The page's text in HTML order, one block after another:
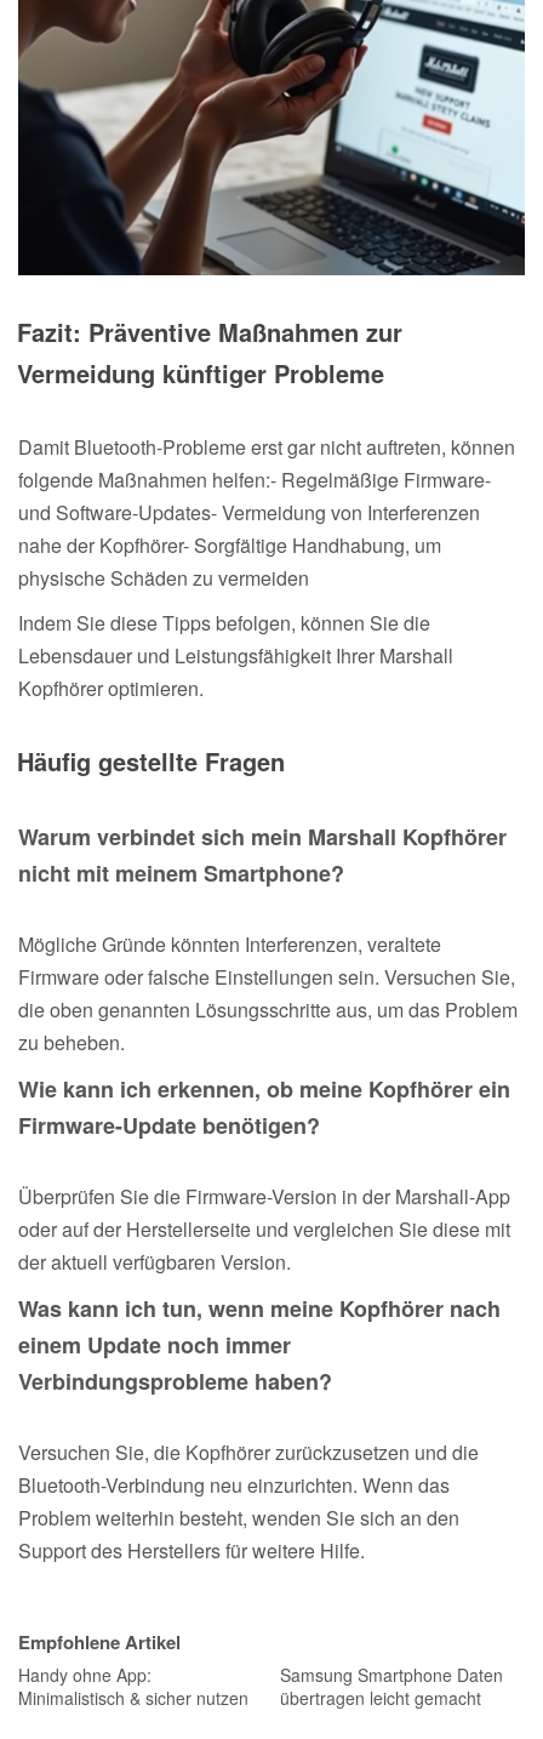
Fazit: Präventive Maßnahmen zur
Vermeidung künftiger Probleme
Damit Bluetooth-Probleme erst gar nicht auftreten, können
folgende Maßnahmen helfen:- Regelmäßige Firmware-
und Software-Updates- Vermeidung von Interferenzen
nahe der Kopfhörer- Sorgfältige Handhabung, um
physische Schäden zu vermeiden
Indem Sie diese Tipps befolgen, können Sie die
Lebensdauer und Leistungsfähigkeit Ihrer Marshall
Kopfhörer optimieren.
Häufig gestellte Fragen
Warum verbindet sich mein Marshall Kopfhörer
nicht mit meinem Smartphone?
Mögliche Gründe könnten Interferenzen, veraltete
Firmware oder falsche Einstellungen sein. Versuchen Sie,
die oben genannten Lösungsschritte aus, um das Problem
zu beheben.
Wie kann ich erkennen, ob meine Kopfhörer ein
Firmware-Update benötigen?
Überprüfen Sie die Firmware-Version in der Marshall-App
oder auf der Herstellerseite und vergleichen Sie diese mit
der aktuell verfügbaren Version.
Was kann ich tun, wenn meine Kopfhörer nach
einem Update noch immer
Verbindungsprobleme haben?
Versuchen Sie, die Kopfhörer zurückzusetzen und die
Bluetooth-Verbindung neu einzurichten. Wenn das
Problem weiterhin besteht, wenden Sie sich an den
Support des Herstellers für weitere Hilfe.
Empfohlene Artikel
Handy ohne App:
Minimalistisch & sicher nutzen
Samsung Smartphone Daten
übertragen leicht gemacht